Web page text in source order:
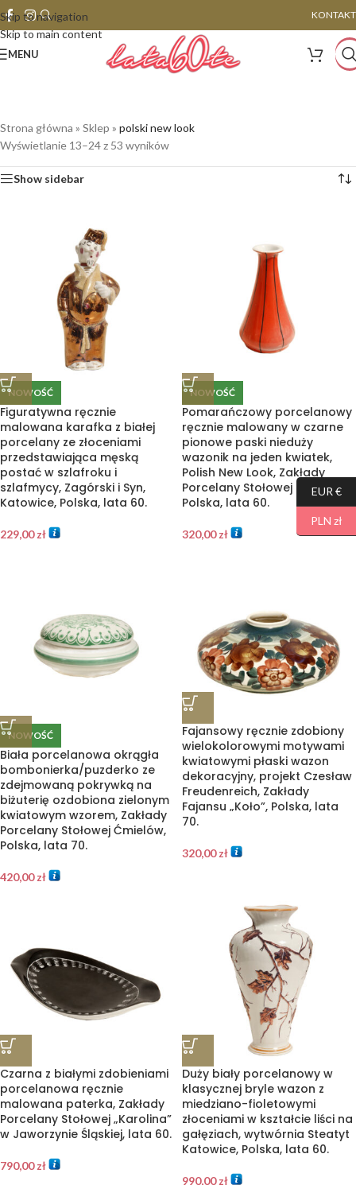
Skip to navigation
Skip to main content
KONTAKT
MENU
Strona główna » Sklep » polski new look
Wyświetlanie 13–24 z 53 wyników
Show sidebar
NOWOŚĆ
Figuratywna ręcznie
malowana karafka z białej
porcelany ze złoceniami
przedstawiająca męską
postać w szlafroku i
szlafmycy, Zagórski i Syn,
Katowice, Polska, lata 60.
229,00zł
NOWOŚĆ
Pomarańczowy porcelanowy
ręcznie malowany w czarne
pionowe paski nieduży
wazonik na jeden kwiatek,
Polish New Look, Zakłady
Porcelany Stołowej Chodzież,
Polska, lata 60.
320,00zł
NOWOŚĆ
Biała porcelanowa okrągła
bombonierka/puzderko ze
zdejmowaną pokrywką na
biżuterię ozdobiona zielonym
kwiatowym wzorem, Zakłady
Porcelany Stołowej Ćmielów,
Polska, lata 70.
420,00zł
Fajansowy ręcznie zdobiony
wielokolorowymi motywami
kwiatowymi płaski wazon
dekoracyjny, projekt Czesław
Freudenreich, Zakłady
Fajansu „Koło”, Polska, lata
70.
320,00zł
Czarna z białymi zdobieniami
porcelanowa ręcznie
malowana paterka, Zakłady
Porcelany Stołowej „Karolina”
w Jaworzynie Śląskiej, lata 60.
790,00zł
Duży biały porcelanowy w
klasycznej bryle wazon z
miedziano-fioletowymi
złoceniami w kształcie liści na
gałęziach, wytwórnia Steatyt
Katowice, Polska, lata 60.
990,00zł
EUR €
PLN zł